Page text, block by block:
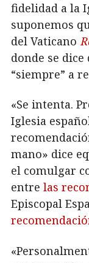
fidelidad a la
suponemos
del Vaticano
donde se
“siempre” a
«Se intenta.
Iglesia
mano» dice
el comulgar
entre las
Episcopal